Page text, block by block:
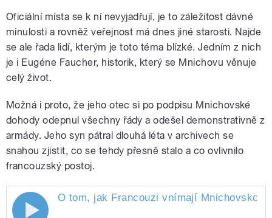
Oficiální místa se k ní nevyjadřují, je to záležitost dávné
minulosti a rovněž veřejnost má dnes jiné starosti. Najde
se ale řada lidí, kterým je toto téma blízké. Jedním z nich
je i Eugéne Faucher, historik, který se Mnichovu věnuje
celý život.
Možná i proto, že jeho otec si po podpisu Mnichovské
dohody odepnul všechny řády a odešel demonstrativně z
armády. Jeho syn pátral dlouhá léta v archivech se
snahou zjistit, co se tehdy přesně stalo a co ovlivnilo
francouzský postoj.
O tom, jak Francouzi vnímají Mnichovskou